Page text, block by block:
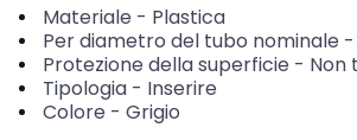
Materiale - Plastica
Per diametro del tubo nominale -
Protezione della superficie - Non
Tipologia- Inserire
Colore - Grigio